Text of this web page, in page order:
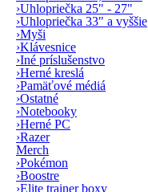
›Uhlopriečka 25" - 27"
›Uhlopriečka 33" a vyššie
›Myši
›Klávesnice
›Iné príslušenstvo
›Herné kreslá
›Pamäťové médiá
›Ostatné
›Notebooky
›Herné PC
›Razer
Merch
›Pokémon
›Boostre
›Elite trainer boxy